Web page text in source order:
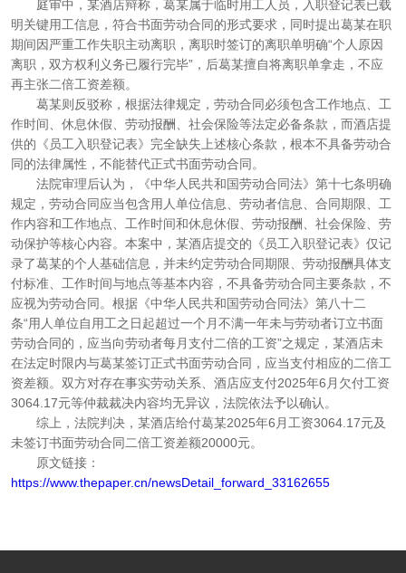
庭审中，某酒店辩称，葛某属于临时用工人员，入职登记表已载
明关键用工信息，符合书面劳动合同的形式要求，同时提出葛某在职
期间因严重工作失职主动离职，离职时签订的离职单明确“个人原因
离职，双方权利义务已履行完毕”，后葛某擅自将离职单拿走，不应
再主张二倍工资差额。
葛某则反驳称，根据法律规定，劳动合同必须包含工作地点、工
作时间、休息休假、劳动报酬、社会保险等法定必备条款，而酒店提
供的《员工入职登记表》完全缺失上述核心条款，根本不具备劳动合
同的法律属性，不能替代正式书面劳动合同。
法院审理后认为，《中华人民共和国劳动合同法》第十七条明确
规定，劳动合同应当包含用人单位信息、劳动者信息、合同期限、工
作内容和工作地点、工作时间和休息休假、劳动报酬、社会保险、劳
动保护等核心内容。本案中，某酒店提交的《员工入职登记表》仅记
录了葛某的个人基础信息，并未约定劳动合同期限、劳动报酬具体支
付标准、工作时间与地点等基本内容，不具备劳动合同主要条款，不
应视为劳动合同。根据《中华人民共和国劳动合同法》第八十二
条“用人单位自用工之日起超过一个月不满一年未与劳动者订立书面
劳动合同的，应当向劳动者每月支付二倍的工资”之规定，某酒店未
在法定时限内与葛某签订正式书面劳动合同，应当支付相应的二倍工
资差额。双方对存在事实劳动关系、酒店应支付2025年6月欠付工资
3064.17元等仲裁裁决内容均无异议，法院依法予以确认。
综上，法院判决，某酒店给付葛某2025年6月工资3064.17元及
未签订书面劳动合同二倍工资差额20000元。
原文链接：
https://www.thepaper.cn/newsDetail_forward_33162655